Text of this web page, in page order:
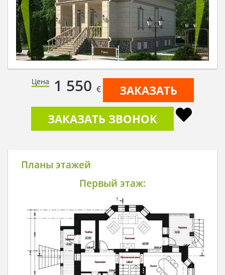
Цена 1 550 €
ЗАКАЗАТЬ
ЗАКАЗАТЬ ЗВОНОК
Планы этажей
Первый этаж: